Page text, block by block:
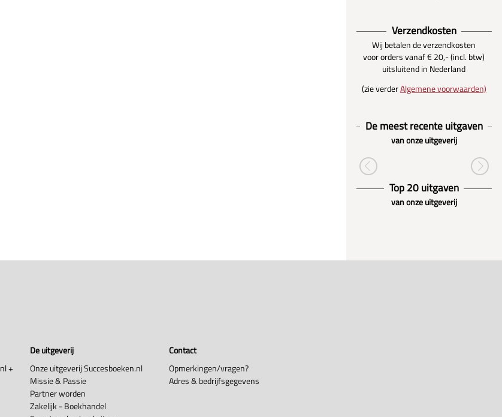
Verzendkosten
Wij betalen de verzendkosten
voor orders vanaf € 20,- (incl. btw)
uitsluitend in Nederland
(zie verderAlgemene voorwaarden)
De meest recente uitgaven
van onze uitgeverij
Top 20 uitgaven
van onze uitgeverij
+
De uitgeverij
Onze uitgeverij Succesboeken.nl
Missie & Passie
Partner worden
Zakelijk - Boekhandel
Contact
Opmerkingen/vragen?
Adres & bedrijfsgegevens